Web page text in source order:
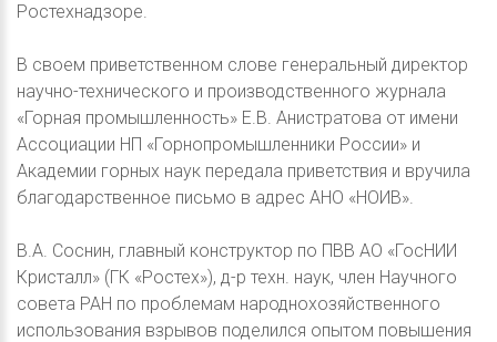
Ростехнадзоре.
В своем приветственном слове генеральный директор
научно-технического и производственного журнала
«Горная промышленность» Е.В. Анистратова от имени
Ассоциации НП «Горнопромышленники России» и
Академии горных наук передала приветствия и вручила
благодарственное письмо в адрес АНО «НОИВ».
В.А. Соснин, главный конструктор по ПВВ АО «ГосНИИ
Кристалл» (ГК «Ростех»), д-р техн. наук, член Научного
совета РАН по проблемам народнохозяйственного
использования взрывов поделился опытом повышения